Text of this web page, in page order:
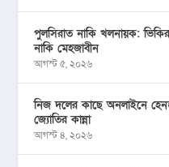
পুলসিরাত নাকি খলনায়ক:
নাকি মেহজাবীন
আগস্ট ৫, ২০২৬
নিজ দলের কাছে অনলাইনে
জ্যোতির কান্না
আগস্ট ৪, ২০২৬